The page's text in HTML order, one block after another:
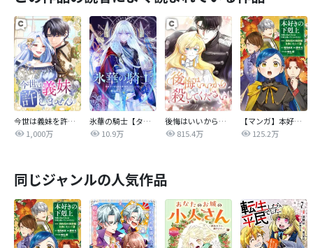
今世は義妹を許しません
1,000万
氷華の騎士【タテヨミ】
10.9万
後悔はいいから殺してください
815.4万
【マンガ】本好きの下剋上 第四部
125.2万
同じジャンルの人気作品